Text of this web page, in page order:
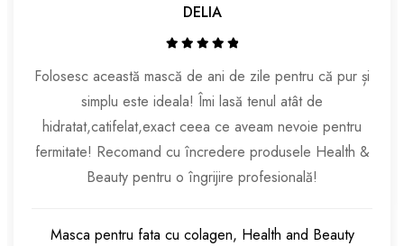
DELIA
Folosesc această mască de ani de zile pentru că pur și
simplu este ideala! Îmi lasă tenul atât de
hidratat,catifelat,exact ceea ce aveam nevoie pentru
fermitate! Recomand cu încredere produsele Health &
Beauty pentru o îngrijire profesională!
Masca pentru fata cu colagen, Health and Beauty